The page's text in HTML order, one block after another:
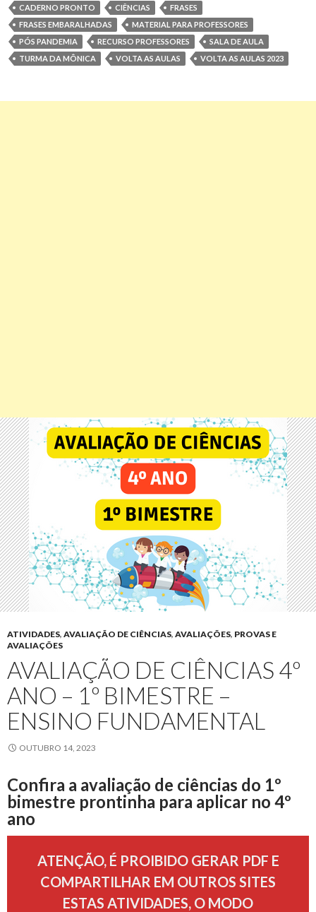
CADERNO PRONTO
CIÊNCIAS
FRASES
FRASES EMBARALHADAS
MATERIAL PARA PROFESSORES
PÓS PANDEMIA
RECURSO PROFESSORES
SALA DE AULA
TURMA DA MÔNICA
VOLTA AS AULAS VOLTA AS AULAS 2023
ATIVIDADES, AVALIAÇÃO DE CIÊNCIAS, AVALIAÇÕES, PROVAS E
AVALIAÇÕES
AVALIAÇÃO DE CIÊNCIAS 4º
ANO – 1º BIMESTRE –
ENSINO FUNDAMENTAL
OUTUBRO 14, 2023
Confira a avaliação de ciências do 1º
bimestre prontinha para aplicar no 4º
ano
ATENÇÃO, É PROIBIDO GERAR PDF E
COMPARTILHAR EM OUTROS SITES
ESTAS ATIVIDADES, O MODO